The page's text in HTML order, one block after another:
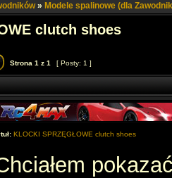
» Modele spalinowe (dla
clutch shoes
Strona 1 z 1 [ Posty: 1 ]
KLOCKI SPRZĘGŁOWE clutch shoes